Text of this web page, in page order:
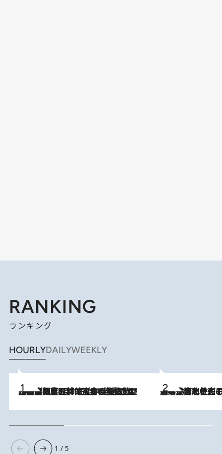
RANKING
ランキング
HOURLYDAILYWEEKLY
2026.8.8
「最後に見られてよかった」上野動物園の東園パンダ舎が解体前に特別公開。8月16日まで延長されたパネル展と共に辿る“半世紀”のパンダ飼育《解体工事の図面あり》 2026.8.3
《「文士の子ども被害者の会」発足！》阿川佐和子（72）が語る遠藤周作に北杜夫、劇作家・矢代静一の子どもたちの“文豪プライベート事件簿”
1 / 5